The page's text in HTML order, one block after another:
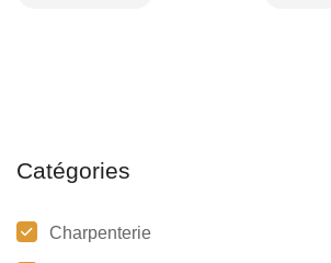
Catégories
Charpenterie